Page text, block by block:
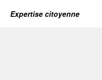
Expertise citoyenne